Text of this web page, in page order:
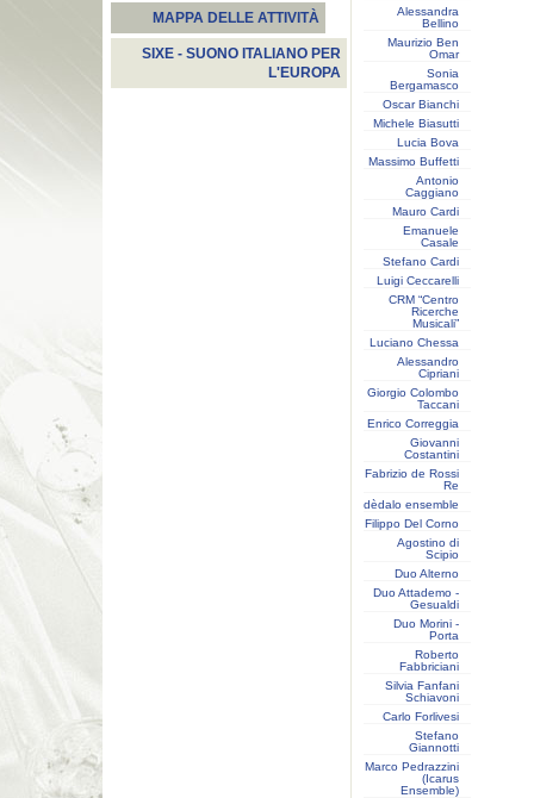
MAPPA DELLE ATTIVITÀ
SIXE - SUONO ITALIANO PER
L'EUROPA
Alessandra
Bellino
Maurizio Ben
Omar
Sonia
Bergamasco
Oscar Bianchi
Michele Biasutti
Lucia Bova
Massimo Buffetti
Antonio
Caggiano
Mauro Cardi
Emanuele
Casale
Stefano Cardi
Luigi Ceccarelli
CRM “Centro
Ricerche
Musicali”
Luciano Chessa
Alessandro
Cipriani
Giorgio Colombo
Taccani
Enrico Correggia
Giovanni
Costantini
Fabrizio de Rossi
Re
dèdalo ensemble
Filippo Del Corno
Agostino di
Scipio
Duo Alterno
Duo Attademo -
Gesualdi
Duo Morini -
Porta
Roberto
Fabbriciani
Silvia Fanfani
Schiavoni
Carlo Forlivesi
Stefano
Giannotti
Marco Pedrazzini
(Icarus
Ensemble)